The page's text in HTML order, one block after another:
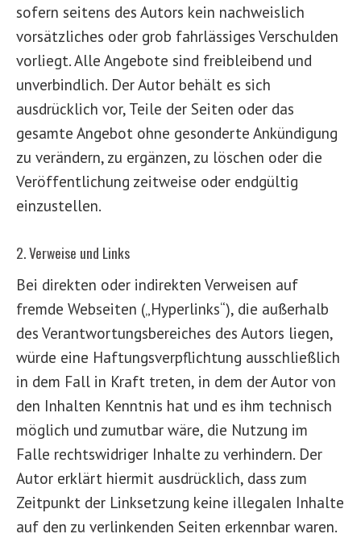
sofern seitens des Autors kein nachweislich
vorsätzliches oder grob fahrlässiges Verschulden
vorliegt. Alle Angebote sind freibleibend und
unverbindlich. Der Autor behält es sich
ausdrücklich vor, Teile der Seiten oder das
gesamte Angebot ohne gesonderte Ankündigung
zu verändern, zu ergänzen, zu löschen oder die
Veröffentlichung zeitweise oder endgültig
einzustellen.
2. Verweise und Links
Bei direkten oder indirekten Verweisen auf
fremde Webseiten („Hyperlinks“), die außerhalb
des Verantwortungsbereiches des Autors liegen,
würde eine Haftungsverpflichtung ausschließlich
in dem Fall in Kraft treten, in dem der Autor von
den Inhalten Kenntnis hat und es ihm technisch
möglich und zumutbar wäre, die Nutzung im
Falle rechtswidriger Inhalte zu verhindern. Der
Autor erklärt hiermit ausdrücklich, dass zum
Zeitpunkt der Linksetzung keine illegalen Inhalte
auf den zu verlinkenden Seiten erkennbar waren.